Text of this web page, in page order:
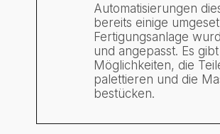
Automatisierungen
bereits einige
Fertigungsanlage
und angepasst. Es
Möglichkeiten, die
palettieren und die
bestücken.